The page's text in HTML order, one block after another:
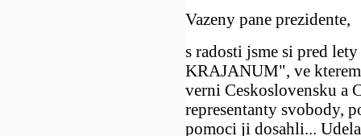
Vazeny pane prezidente,
s radosti jsme si pred
KRAJANUM", ve
verni Ceskoslovensku a
representanty svobody,
pomoci ji dosahli...